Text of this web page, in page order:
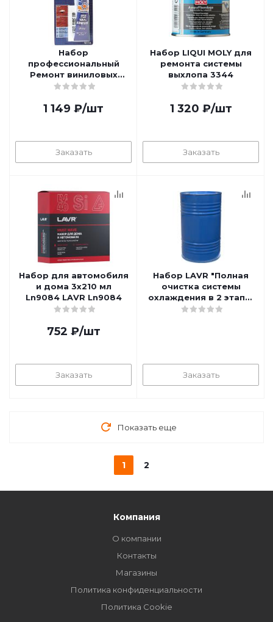
Набор
профессиональный
Ремонт виниловых
обивок и
прозрачный 44,3гр
1 149 ₽/шт
Заказать
Набор LIQUI MOLY для
ремонта системы
выхлопа 3344
1 320 ₽/шт
Заказать
Набор для автомобиля
и дома 3х210 мл
Ln9084 LAVR Ln9084
752 ₽/шт
Заказать
Набор LAVR "Полная
очистка системы
охлаждения в 2 этапа"
(Компонент №1) 200 л
Заказать
Показать еще
1 2
Компания
О компании
Контакты
Магазины
Политика конфиденциальности
Политика Cookie